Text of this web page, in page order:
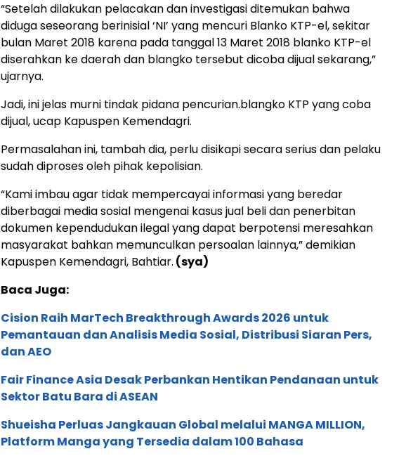
“Setelah dilakukan pelacakan dan investigasi ditemukan bahwa
diduga seseorang berinisial ‘NI’ yang mencuri Blanko KTP-el, sekitar
bulan Maret 2018 karena pada tanggal 13 Maret 2018 blanko KTP-el
diserahkan ke daerah dan blangko tersebut dicoba dijual sekarang,”
ujarnya.
Jadi, ini jelas murni tindak pidana pencurian.blangko KTP yang coba
dijual, ucap Kapuspen Kemendagri.
Permasalahan ini, tambah dia, perlu disikapi secara serius dan pelaku
sudah diproses oleh pihak kepolisian.
“Kami imbau agar tidak mempercayai informasi yang beredar
diberbagai media sosial mengenai kasus jual beli dan penerbitan
dokumen kependudukan ilegal yang dapat berpotensi meresahkan
masyarakat bahkan memunculkan persoalan lainnya,” demikian
Kapuspen Kemendagri, Bahtiar. (sya)
Baca Juga:
Cision Raih MarTech Breakthrough Awards 2026 untuk
Pemantauan dan Analisis Media Sosial, Distribusi Siaran Pers,
dan AEO
Fair Finance Asia Desak Perbankan Hentikan Pendanaan untuk
Sektor Batu Bara di ASEAN
Shueisha Perluas Jangkauan Global melalui MANGA MILLION,
Platform Manga yang Tersedia dalam 100 Bahasa